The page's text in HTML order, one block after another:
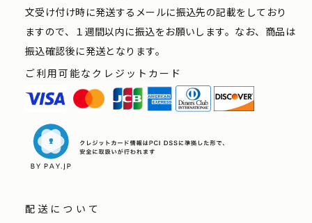
文受け付け時に発送するメールに振込先の記載をしており
ますので、１週間以内に振込をお願いします。なお、商品は
振込確認後に発送となります。
ご利用可能なクレジットカード
配送について